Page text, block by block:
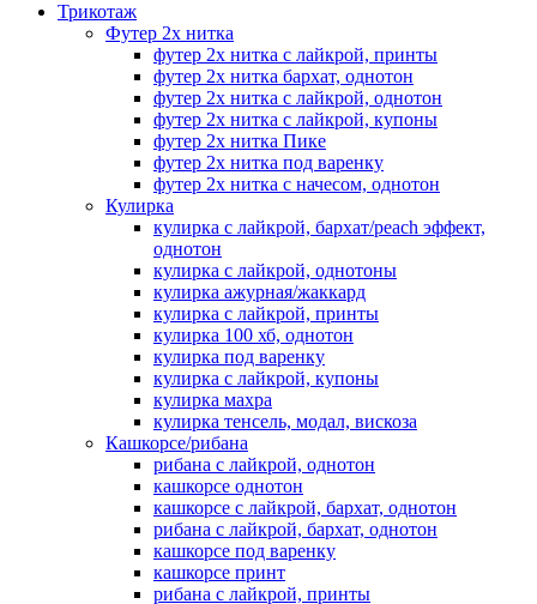
Трикотаж
Футер 2х нитка
футер 2х нитка с лайкрой, принты
футер 2х нитка бархат, однотон
футер 2х нитка с лайкрой, однотон
футер 2х нитка с лайкрой, купоны
футер 2х нитка Пике
футер 2х нитка под варенку
футер 2х нитка с начесом, однотон
Кулирка
кулирка с лайкрой, бархат/peach эффект,
однотон
кулирка с лайкрой, однотоны
кулирка ажурная/жаккард
кулирка с лайкрой, принты
кулирка 100 хб, однотон
кулирка под варенку
кулирка с лайкрой, купоны
кулирка махра
кулирка тенсель, модал, вискоза
Кашкорсе/рибана
рибана с лайкрой, однотон
кашкорсе однотон
кашкорсе с лайкрой, бархат, однотон
рибана с лайкрой, бархат, однотон
кашкорсе под варенку
кашкорсе принт
рибана с лайкрой, принты